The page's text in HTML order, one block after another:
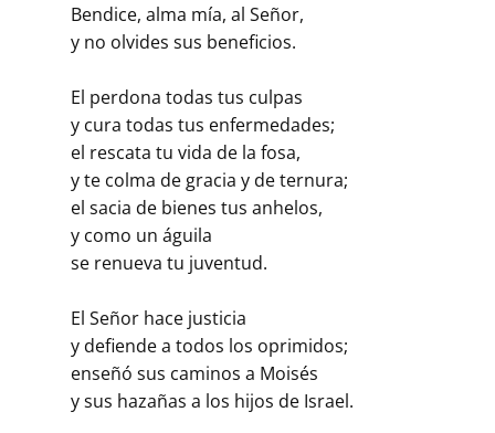
Bendice, alma mía, al Señor,
y no olvides sus beneficios.
El perdona todas tus culpas
y cura todas tus enfermedades;
el rescata tu vida de la fosa,
y te colma de gracia y de ternura;
el sacia de bienes tus anhelos,
y como un águila
se renueva tu juventud.
El Señor hace justicia
y defiende a todos los oprimidos;
enseñó sus caminos a Moisés
y sus hazañas a los hijos de Israel.